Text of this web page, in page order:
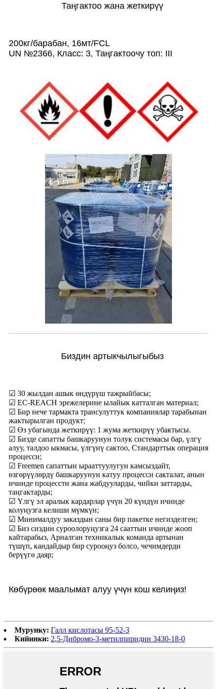
Таңгактоо жана жеткирүү
200кг/барабан, 16мт/FCL
UN №2366, Класс: 3, Таңгактоочу топ: III
Биздин артыкчылыгыбыз
☑ 30 жылдан ашык өндүрүш тажрыйбасы;
☑ ЕС-REACH эрежелерине ылайык катталган материал;
☑ Бир нече тармакта трансулуттук компаниялар тарабынан
жактырылган продукт;
☑ Өз убагында жеткирүү: 1 жума жеткирүү убактысы.
☑ Бизде сапатты башкаруунун толук системасы бар, үлгү
алуу, талдоо ыкмасы, үлгүнү сактоо, Стандарттык операция
процесси;
☑ Freemen сапаттын ырааттуулугун камсыздайт,
өзгөрүүлөрдү башкаруунун катуу процесси сакталат, анын
ичинде процессти жана жабдууларды, чийки заттарды,
таңгактарды;
☑ Үлгү эл аралык кардарлар үчүн 20 күндүн ичинде
колуңузга келиши мүмкүн;
☑ Минималдуу заказдын саны бир пакетке негизделген;
☑ Биз сиздин суроолоруңузга 24 сааттын ичинде жооп
кайтарабыз, Арналган техникалык команда артынан
түшүп, кандайдыр бир сурооңуз болсо, чечимдерди
берүүгө даяр;
Көбүрөөк маалымат алуу үчүн кош келиңиз!
Мурунку: Галл кислотасы 95-52-3
Кийинки: 2,5-Дибромо-3-метилпиридин 3430-18-0